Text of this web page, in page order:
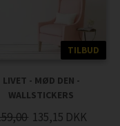
TILBUD
LIVET - MØD DEN -
WALLSTICKERS
135,15 DKK